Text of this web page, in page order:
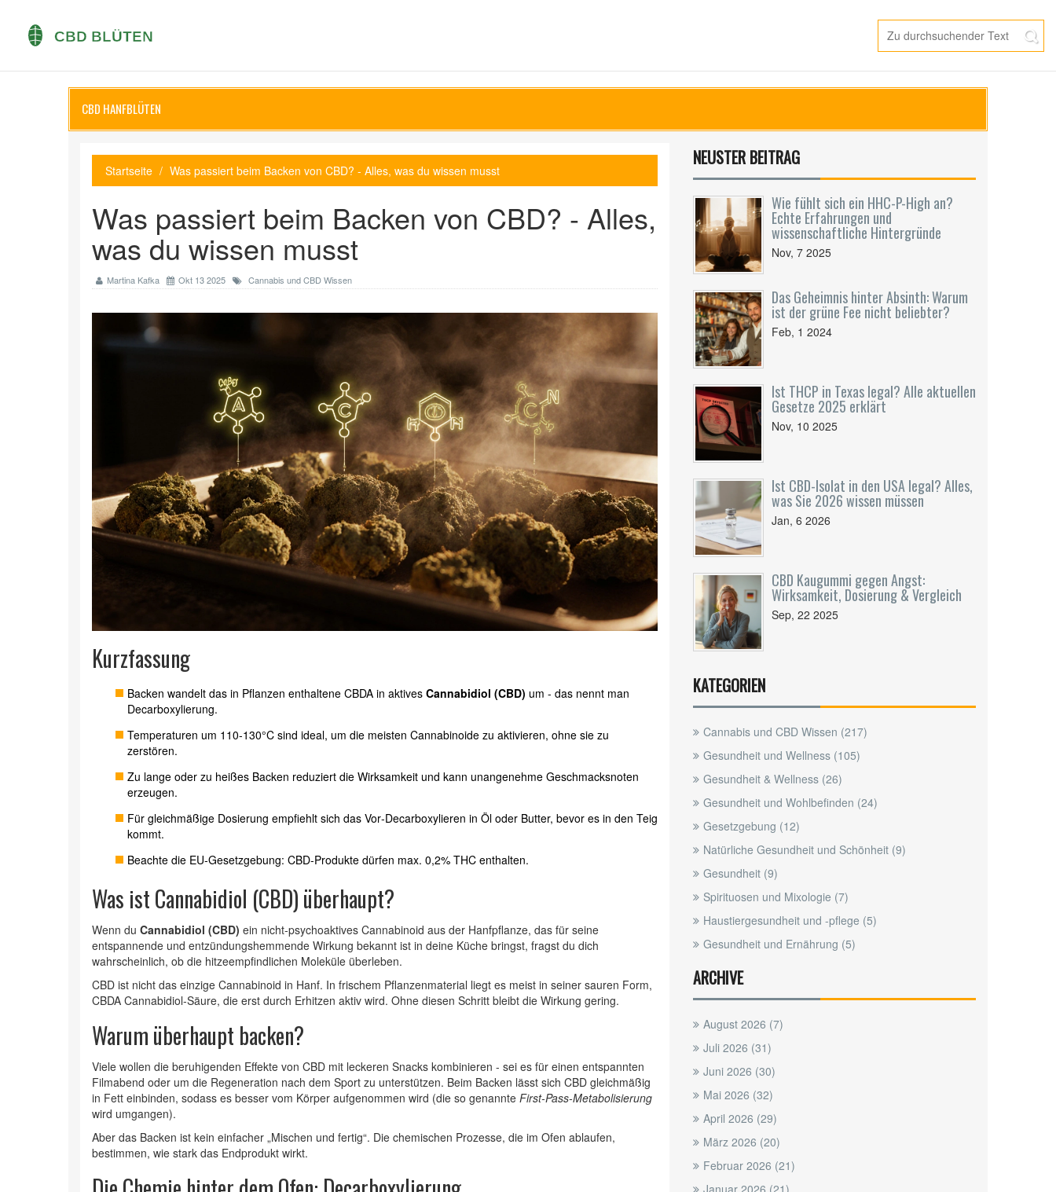
CBD HANFBLÜTEN
Startseite Was passiert beim Backen von CBD? - Alles, was du wissen musst
Was passiert beim Backen von CBD? - Alles,
was du wissen musst
Martina Kafka Okt 13 2025 Cannabis und CBD Wissen
Kurzfassung
Backen wandelt das in Pflanzen enthaltene CBDA in aktives Cannabidiol (CBD) um - das nennt man
Decarboxylierung.
Temperaturen um 110‑130°C sind ideal, um die meisten Cannabinoide zu aktivieren, ohne sie zu
zerstören.
Zu lange oder zu heißes Backen reduziert die Wirksamkeit und kann unangenehme Geschmacksnoten
erzeugen.
Für gleichmäßige Dosierung empfiehlt sich das Vor‑Decarboxylieren in Öl oder Butter, bevor es in den Teig
kommt.
Beachte die EU‑Gesetzgebung: CBD-Produkte dürfen max. 0,2% THC enthalten.
Was ist Cannabidiol (CBD) überhaupt?
Wenn du Cannabidiol (CBD) ein nicht‑psychoaktives Cannabinoid aus der Hanfpflanze, das für seine
entspannende und entzündungshemmende Wirkung bekannt ist in deine Küche bringst, fragst du dich
wahrscheinlich, ob die hitzeempfindlichen Moleküle überleben.
CBD ist nicht das einzige Cannabinoid in Hanf. In frischem Pflanzenmaterial liegt es meist in seiner sauren Form,
CBDA Cannabidiol‑Säure, die erst durch Erhitzen aktiv wird. Ohne diesen Schritt bleibt die Wirkung gering.
Warum überhaupt backen?
Viele wollen die beruhigenden Effekte von CBD mit leckeren Snacks kombinieren - sei es für einen entspannten
Filmabend oder um die Regeneration nach dem Sport zu unterstützen. Beim Backen lässt sich CBD gleichmäßig
in Fett einbinden, sodass es besser vom Körper aufgenommen wird (die so genannte First‑Pass‑Metabolisierung
wird umgangen).
Aber das Backen ist kein einfacher „Mischen und fertig“. Die chemischen Prozesse, die im Ofen ablaufen,
bestimmen, wie stark das Endprodukt wirkt.
NEUSTER BEITRAG
Wie fühlt sich ein HHC-P-High an?
Echte Erfahrungen und
wissenschaftliche Hintergründe
Nov, 7 2025
Das Geheimnis hinter Absinth: Warum
ist der grüne Fee nicht beliebter?
Feb, 1 2024
Ist THCP in Texas legal? Alle aktuellen
Gesetze 2025 erklärt
Nov, 10 2025
Ist CBD-Isolat in den USA legal? Alles,
was Sie 2026 wissen müssen
Jan, 6 2026
CBD Kaugummi gegen Angst:
Wirksamkeit, Dosierung & Vergleich
Sep, 22 2025
KATEGORIEN
Cannabis und CBD Wissen (217)
Gesundheit und Wellness (105)
Gesundheit & Wellness (26)
Gesundheit und Wohlbefinden (24)
Gesetzgebung (12)
Natürliche Gesundheit und Schönheit (9)
Gesundheit (9)
Spirituosen und Mixologie (7)
Haustiergesundheit und -pflege (5)
Gesundheit und Ernährung (5)
ARCHIVE
August 2026 (7)
Juli 2026 (31)
Juni 2026 (30)
Mai 2026 (32)
April 2026 (29)
März 2026 (20)
Februar 2026 (21)
Januar 2026 (21)